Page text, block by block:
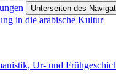
Unterseiten des
in die arabische Kultur
Ur- und